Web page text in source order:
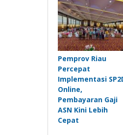
Pemprov Riau
Percepat
Implementasi
Online,
Pembayaran Gaji
ASN Kini Lebih
Cepat